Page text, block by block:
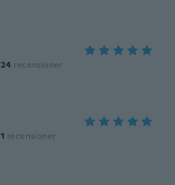
24 recensioner
1 recensioner